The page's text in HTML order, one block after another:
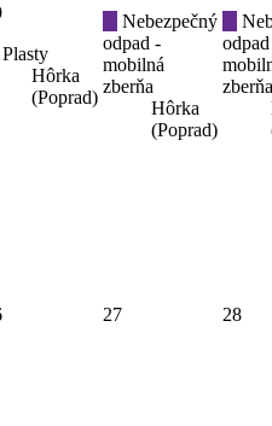
Plasty
Hôrka
(Poprad)
Nebezpečný
odpad -
mobilná
zberňa
Hôrka
(Poprad)
zberňa
27 28